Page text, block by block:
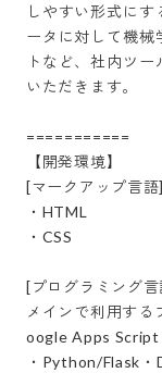
しやすい形式に
ータに対して機械
トなど、社内ツ
いただきます。
===========
【開発環境】
[マークアップ言語]
・HTML
・CSS
[プログラミング
メインで利用す
oogle Apps Script
・Python/Flask・